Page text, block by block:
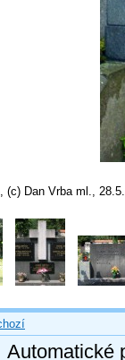
(c) Dan Vrba ml.,
Automatické